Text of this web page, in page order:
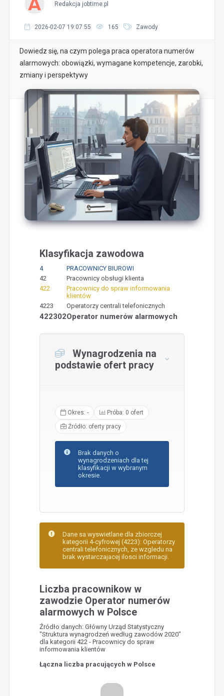
Redakcja jobtime.pl
2026-02-07 19:07:55 165 Zawody
Dowiedz się, na czym polega praca operatora numerów
alarmowych: obowiązki, wymagane kompetencje, zarobki,
zmiany i perspektywy
Klasyfikacja zawodowa
4
PRACOWNICY BIUROWI
42
Pracownicy obsługi klienta
422
Pracownicy do spraw informowania
klientów
4223
Operatorzy centrali telefonicznych
422302Operator numerów alarmowych
Wynagrodzenia na
podstawie ofert pracy
Okres: -
Próba: 0 ofert
Źródło: oferty pracy
Brak danych o
wynagrodzeniach dla tej
klasyfikacji w wybranym
okresie.
Dane sa wyswietlane dla zbiorczej
kategorii 4-cyfrowej (4223): Operatorzy
centrali telefonicznych, ze wzgledu na
brak wystarczajacej ilosci informacji.
Liczba pracownikow w
zawodzie Operator numerów
alarmowych w Polsce
Źródło danych: Główny Urząd Statystyczny
"Struktura wynagrodzeń według zawodów 2020"
dla kategorii 422 - Pracownicy do spraw
informowania klientów
Łączna liczba pracujących w Polsce